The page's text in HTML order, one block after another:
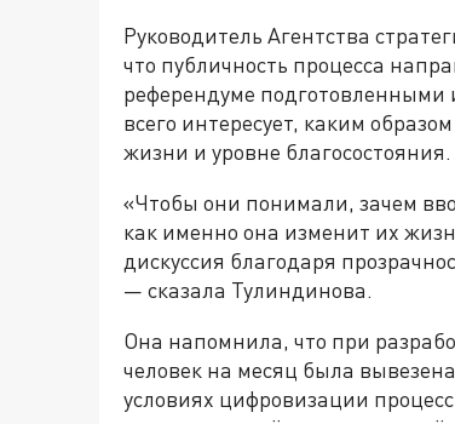
Руководитель Агентства
что публичность процесса
референдуме
всего интересует, каким
жизни и уровне благосостояния.
«Чтобы они понимали, зачем
как именно она изменит их
дискуссия благодаря
— сказала Тулиндинова.
Она напомнила, что при
человек на месяц была
условиях цифровизации